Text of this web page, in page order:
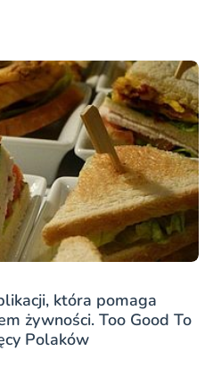
która pomaga
żywności. Too Good To
Polaków